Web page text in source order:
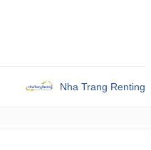
Nha Trang Renting